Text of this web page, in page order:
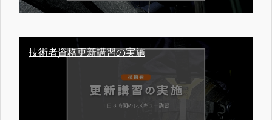
技術者資格更新講習の実施